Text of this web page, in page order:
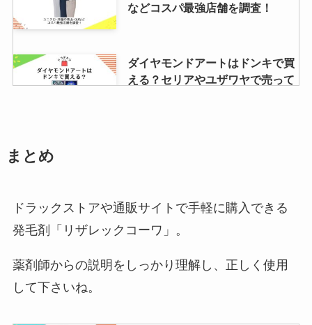
めブランドを調査！
ポテりこ冷凍はどこで売ってる？
ライフや生協・amazonなど通販
などコスパ最強店舗を調査！
ダイヤモンドアートはドンキで買
える？セリアやユザワヤで売って
う？ヤマダ電機・ケーズデンキ・
エディオンなど売ってる場所を調
まとめ
ドラックストアや通販サイトで手軽に購入できる
発毛剤「リザレックコーワ」。
薬剤師からの説明をしっかり理解し、正しく使用
して下さいね。